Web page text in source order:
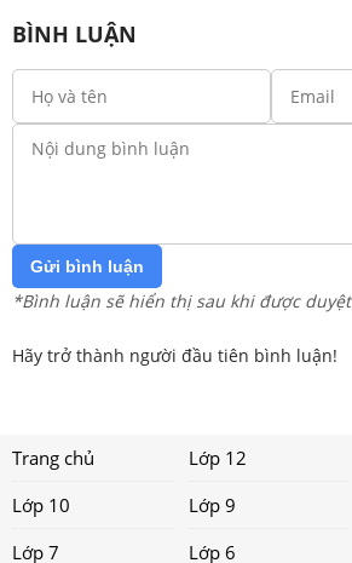
BÌNH LUẬN
Gửi bình luận
*Bình luận sẽ hiển thị sau khi được duyệt
Hãy trở thành người đầu tiên bình luận!
Trang chủ Lớp 12
Lớp 10
Lớp 9
Lớp 7
Lớp 6